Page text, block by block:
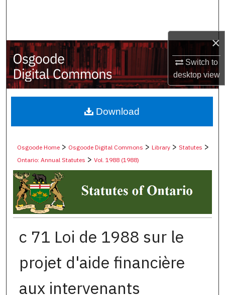
×
Switch to
desktopview
My Account
About
Digital Commons Network™
Osgoode Home > Osgoode Digital Commons >Library >Statutes >
Ontario: Annual Statutes >Vol. 1988 (1988)
c 71 Loi de 1988 sur le
projet d'aide financière
aux intervenants
Download